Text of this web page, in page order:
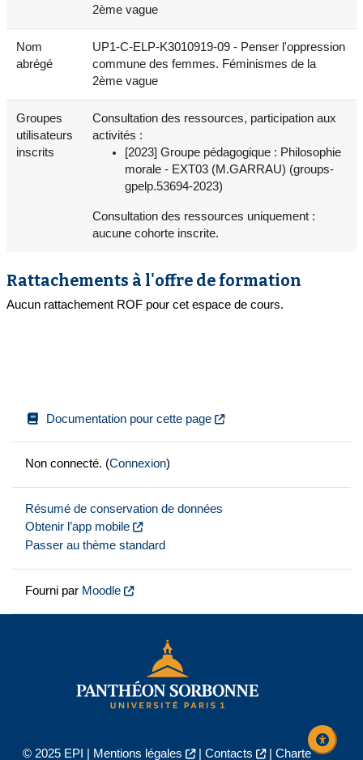
2ème vague
Nom
abrégé
UP1-C-ELP-K3010919-09 - Penser l'oppression
commune des femmes. Féminismes de la
2ème vague
Groupes
utilisateurs
inscrits
Consultation des ressources, participation aux
activités :
[2023] Groupe pédagogique : Philosophie
morale - EXT03 (M.GARRAU) (groups-
gpelp.53694-2023)
Consultation des ressources uniquement :
aucune cohorte inscrite.
Rattachements à l'offre de formation
Aucun rattachement ROF pour cet espace de cours.
Documentation pour cette page
Non connecté. (Connexion)
Résumé de conservation de données
Obtenir l’app mobile
Passer au thème standard
Fourni par Moodle
© 2025 EPI | Mentions légales | Contacts | Charte